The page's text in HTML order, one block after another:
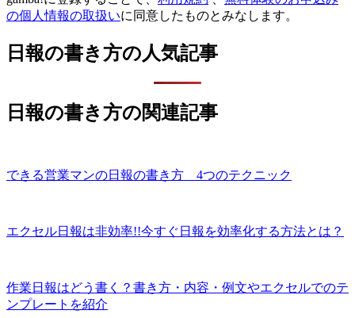
の個人情報の取扱いに同意したものとみなします。
日報の書き方の人気記事
日報の書き方の関連記事
できる営業マンの日報の書き方 4つのテクニック
エクセル日報は非効率!!今すぐ日報を効率化する方法とは？
作業日報はどう書く？書き方・内容・例文やエクセルでのテ
ンプレートを紹介